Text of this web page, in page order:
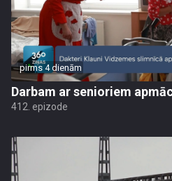
pirms 4 dienām
Darbam ar senioriem
412. epizode